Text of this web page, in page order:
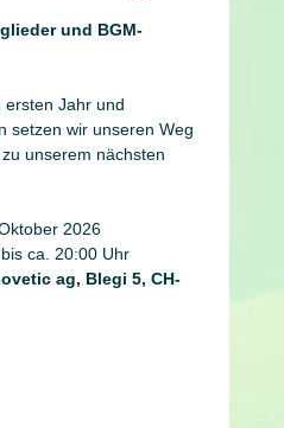
und BGM-
ersten Jahr und
setzen wir unseren Weg
unserem nächsten
2026
ca. 20:00 Uhr
ag, Blegi 5, CH-